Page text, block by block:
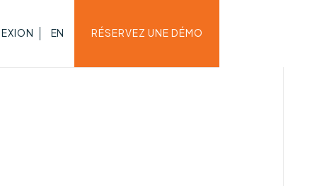
EN RÉSERVEZ UNE DÉMO